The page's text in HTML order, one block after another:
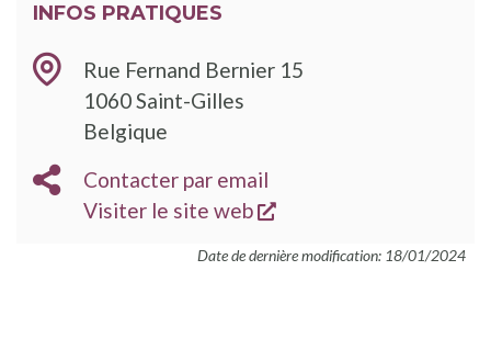
INFOS PRATIQUES
Rue Fernand Bernier 15
1060Saint-Gilles
Belgique
EMAIL
Contacter par email
SITE
Visiter le site web s'ouvre dans une
Date de dernière modification: 18/01/2024